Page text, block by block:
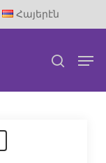
Հայերէն
search